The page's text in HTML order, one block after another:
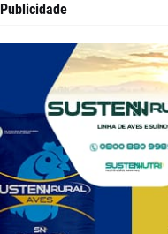
Publicidade